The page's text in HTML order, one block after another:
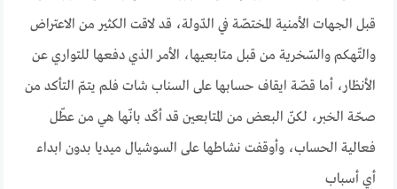
قبل الجهات الأمنية المختصّة في الدّولة، قد لاقت الكثير من الاعتراض
والتّهكم والسّخرية من قبل متابعيها، الأمر الذي دفعها للتواري عن
الأنظار، أما قصّة ايقاف حسابها على السناب شات فلم يتمّ التأكد من
صحّة الخبر، لكنّ البعض من المتابعين قد أكّد بانّها هي من عطّل
فعالية الحساب، وأوقفت نشاطها على السوشيال ميديا بدون ابداء
أي أسباب